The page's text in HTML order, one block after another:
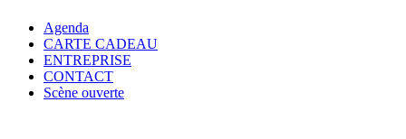
Agenda
CARTE CADEAU
ENTREPRISE
CONTACT
Scène ouverte